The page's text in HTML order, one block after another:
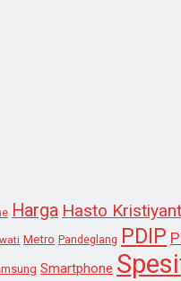
Harga Hasto
Metro Pandeglang PDIP
Smartphone